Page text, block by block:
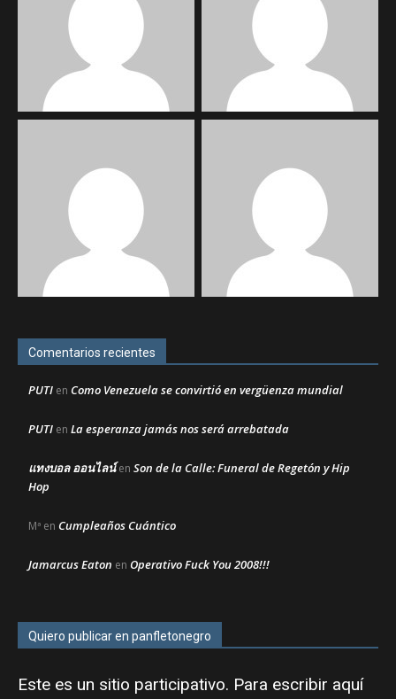
Comentarios recientes
PUTI en Como Venezuela se convirtió en vergüenza mundial
PUTI en La esperanza jamás nos será arrebatada
แทงบอล ออนไลน์en Son de la Calle: Funeral de Regetón y Hip
Hop
Mª en Cumpleaños Cuántico
Jamarcus Eaton en Operativo Fuck You 2008!!!
Quiero publicar en panfletonegro
Este es un sitio participativo. Para escribir aquí